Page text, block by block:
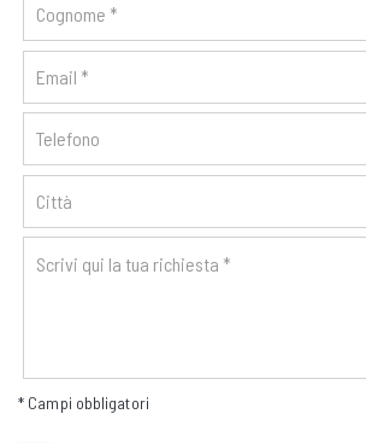
* Campi obbligatori